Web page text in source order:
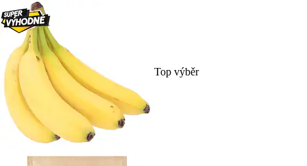
Top výběr